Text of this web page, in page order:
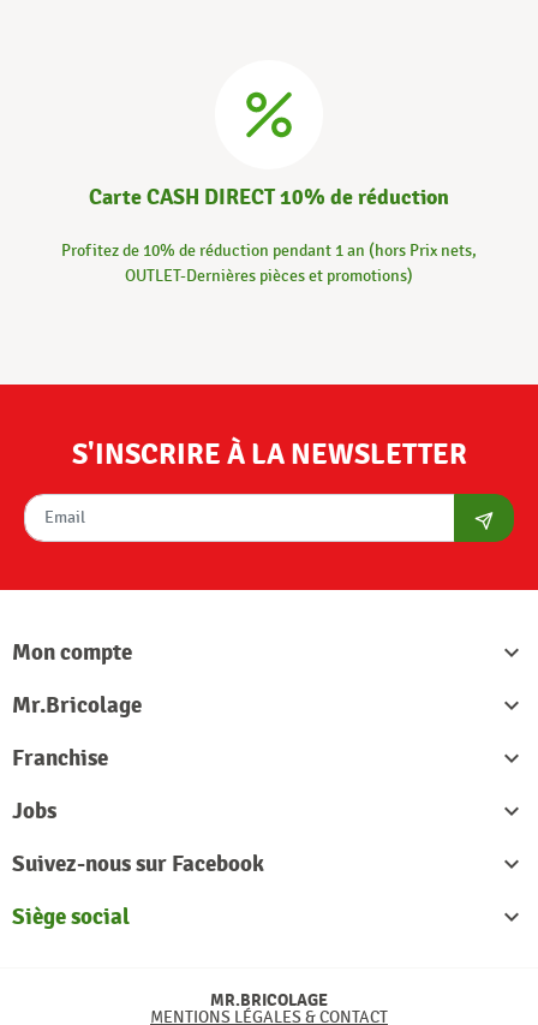
Carte CASH DIRECT 10% de réduction
Profitez de 10% de réduction pendant 1 an (hors Prix nets,
OUTLET-Dernières pièces et promotions)
S'INSCRIRE À LA NEWSLETTER
Mon compte

Mr.Bricolage

Franchise

Jobs

Suivez-nous sur Facebook

Siège social

MR.BRICOLAGE
MENTIONS LÉGALES & CONTACT